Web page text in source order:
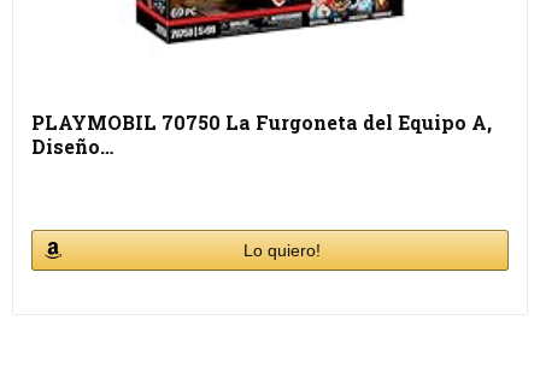
PLAYMOBIL 70750 La Furgoneta del Equipo A,
Diseño…
Lo quiero!